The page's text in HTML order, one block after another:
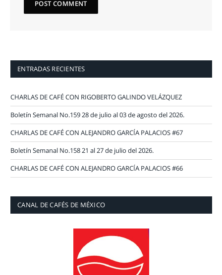
ENTRADAS RECIENTES
CHARLAS DE CAFÉ CON RIGOBERTO GALINDO VELÁZQUEZ
Boletín Semanal No.159 28 de julio al 03 de agosto del 2026.
CHARLAS DE CAFÉ CON ALEJANDRO GARCÍA PALACIOS #67
Boletín Semanal No.158 21 al 27 de julio del 2026.
CHARLAS DE CAFÉ CON ALEJANDRO GARCÍA PALACIOS #66
CANAL DE CAFÉS DE MÉXICO